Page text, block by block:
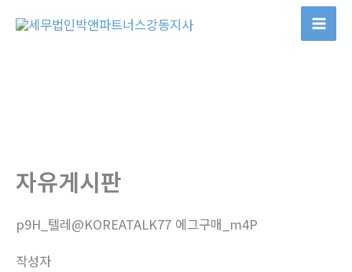
자유게시판
p9H_텔레@KOREATALK77 에그구매_m4P
작성자